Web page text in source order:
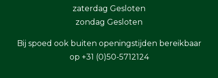
zaterdag Gesloten
zondag Gesloten
Bij spoed ook buiten openingstijden bereikbaar
op +31 (0)50-5712124